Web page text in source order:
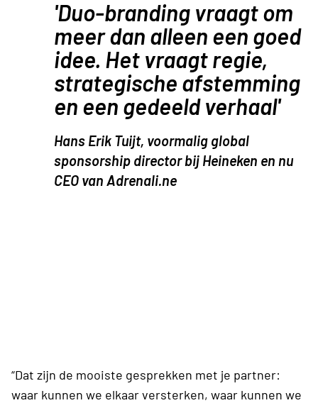
'Duo-branding vraagt om
meer dan alleen een goed
idee. Het vraagt regie,
strategische afstemming
en een gedeeld verhaal'
Hans Erik Tuijt, voormalig global
sponsorship director bij Heineken en nu
CEO van Adrenali.ne
“Dat zijn de mooiste gesprekken met je partner:
waar kunnen we elkaar versterken, waar kunnen we